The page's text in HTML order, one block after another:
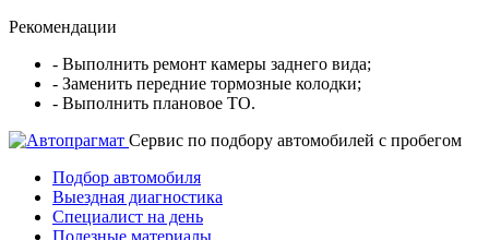
Рекомендации
- Выполнить ремонт камеры заднего вида;
- Заменить передние тормозные колодки;
- Выполнить плановое ТО.
Cервис по подбору автомобилей с пробегом
Подбор автомобиля
Выездная диагностика
Специалист на день
Полезные материалы